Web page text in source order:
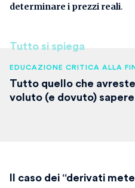
determinare i prezzi reali.
Tutto si spiega
EDUCAZIONE CRITICA ALLA
Tutto quello che
voluto (e dovuto)
Il caso dei “derivati